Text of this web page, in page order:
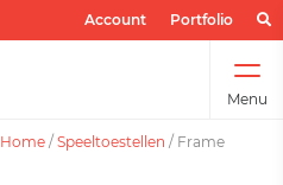
Account Portfolio
Menu
Home / Speeltoestellen / Frame